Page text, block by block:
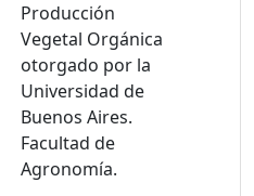
Producción
Vegetal Orgánica
otorgado por la
Universidad de
Buenos Aires.
Facultad de
Agronomía.